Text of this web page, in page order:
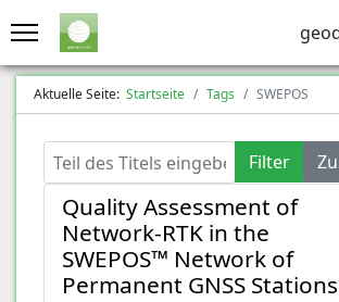
Aktuelle Seite: Startseite Tags SWEPOS
Teil des Titels eingeben Filter
Quality Assessment of
Network-RTK in the
SWEPOS™ Network of
Permanent GNSS Stations